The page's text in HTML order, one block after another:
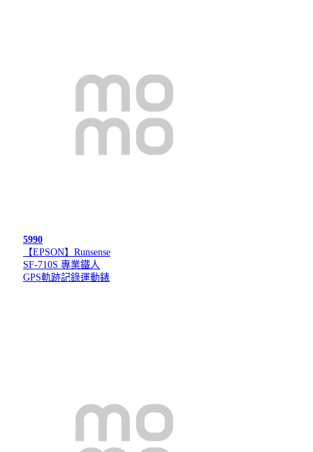
5990
【EPSON】Runsense
SF-710S 專業鐵人
GPS軌跡記錄運動錶